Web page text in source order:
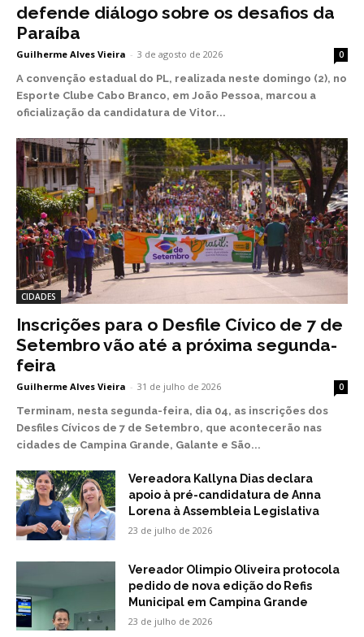
defende diálogo sobre os desafios da
Paraíba
Guilherme Alves Vieira - 3 de agosto de 2026 0
A convenção estadual do PL, realizada neste domingo (2), no
Esporte Clube Cabo Branco, em João Pessoa, marcou a
oficialização da candidatura de Vitor...
CIDADES
Inscrições para o Desfile Cívico de 7 de
Setembro vão até a próxima segunda-
feira
Guilherme Alves Vieira - 31 de julho de 2026 0
Terminam, nesta segunda-feira, dia 04, as inscrições dos
Desfiles Cívicos de 7 de Setembro, que acontecerão nas
cidades de Campina Grande, Galante e São...
Vereadora Kallyna Dias declara
apoio à pré-candidatura de Anna
Lorena à Assembleia Legislativa
23 de julho de 2026
Vereador Olimpio Oliveira protocola
pedido de nova edição do Refis
Municipal em Campina Grande
23 de julho de 2026